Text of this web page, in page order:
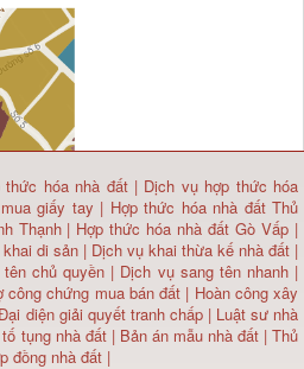
hóa nhà đất| Dịch vụ hợp thức hóa
giấy tay | Hợp thức hóa nhà đất Thủ
Thạnh | Hợp thức hóa nhà đất Gò Vấp |
di sản | Dịch vụ khai thừa kế nhà đất |
chủ quyền | Dịch vụ sang tên nhanh |
công chứng mua bán đất | Hoàn công xây
diện giải quyết tranh chấp | Luật sư nhà
tụng nhà đất | Bản án mẫu nhà đất|Thủ
đồng nhà đất |